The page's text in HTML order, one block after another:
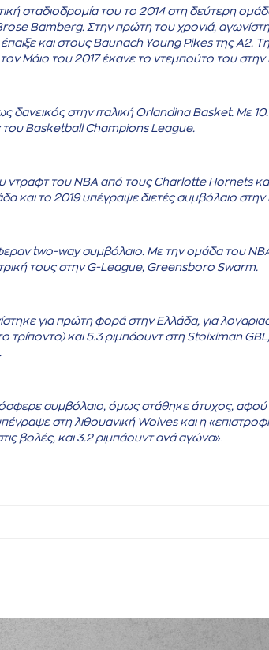
σταδιοδρομία του το 2014 στη δεύτερη
Bamberg. Στην πρώτη του χρονιά,
και στους Baunach Young Pikes της Α2.
Μάιο του 2017 έκανε το ντεμπούτο του
δανεικός στην ιταλική Orlandina Basket. Με
του Basketball Champions League.
ντραφτ του ΝΒΑ από τους Charlotte Hornets
και το 2019 υπέγραψε διετές συμβόλαιο στην
two-way συμβόλαιο. Με την ομάδα του
τους στην G-League, Greensboro Swarm.
για πρώτη φορά στην Ελλάδα, για
τρίποντο) και 5.3 ριμπάουντ στη Stoiximan
συμβόλαιο, όμως στάθηκε άτυχος, αφού
στη λιθουανική Wolves και η
βολές, και 3.2 ριμπάουντ ανά αγώνα».